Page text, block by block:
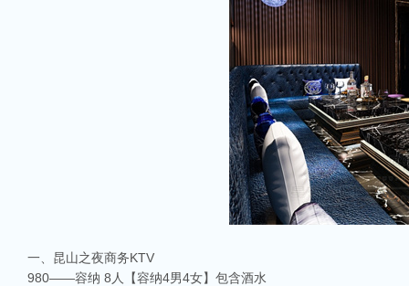
一、昆山之夜商务KTV
980——容纳 8人【容纳4男4女】包含酒水